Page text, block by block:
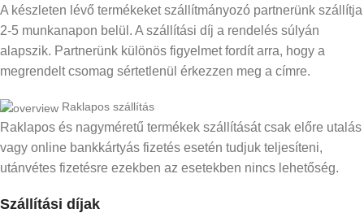
A készleten lévő termékeket szállítmányozó partnerünk szállítja
2-5 munkanapon belül. A szállítási díj a rendelés súlyán
alapszik. Partnerünk különös figyelmet fordít arra, hogy a
megrendelt csomag sértetlenül érkezzen meg a címre.
Raklapos szállítás
Raklapos és nagyméretű termékek szállítását csak előre utalás
vagy online bankkártyás fizetés esetén tudjuk teljesíteni,
utánvétes fizetésre ezekben az esetekben nincs lehetőség.
Szállítási díjak